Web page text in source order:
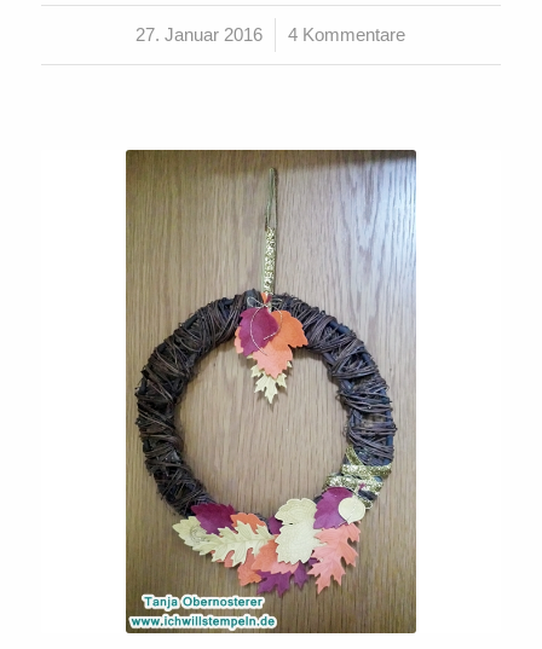
27. Januar 2016
/ 4 Kommentare